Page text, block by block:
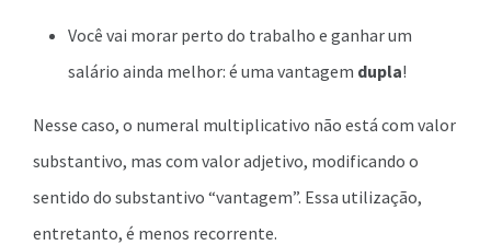
Você vai morar perto do trabalho e ganhar um
salário ainda melhor: é uma vantagem dupla!
Nesse caso, o numeral multiplicativo não está com valor
substantivo, mas com valor adjetivo, modificando o
sentido do substantivo “vantagem”. Essa utilização,
entretanto, é menos recorrente.